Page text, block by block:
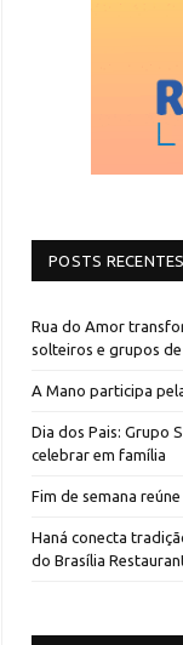
POSTS RECENTES
Rua do Amor
solteiros e grupos
A Mano participa
Dia dos Pais: Grupo
celebrar em família
Fim de semana
Haná conecta
do Brasília